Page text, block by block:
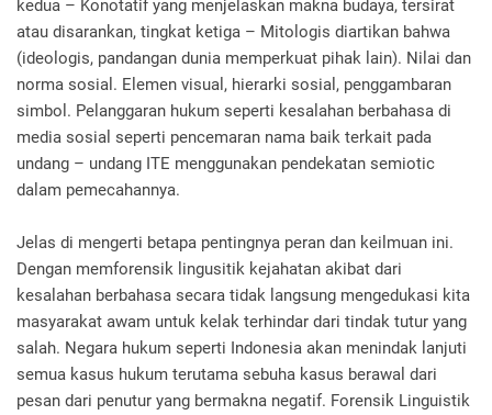
kedua – Konotatif yang menjelaskan makna budaya, tersirat
atau disarankan, tingkat ketiga – Mitologis diartikan bahwa
(ideologis, pandangan dunia memperkuat pihak lain). Nilai dan
norma sosial. Elemen visual, hierarki sosial, penggambaran
simbol. Pelanggaran hukum seperti kesalahan berbahasa di
media sosial seperti pencemaran nama baik terkait pada
undang – undang ITE menggunakan pendekatan semiotic
dalam pemecahannya.
Jelas di mengerti betapa pentingnya peran dan keilmuan ini.
Dengan memforensik lingusitik kejahatan akibat dari
kesalahan berbahasa secara tidak langsung mengedukasi kita
masyarakat awam untuk kelak terhindar dari tindak tutur yang
salah. Negara hukum seperti Indonesia akan menindak lanjuti
semua kasus hukum terutama sebuha kasus berawal dari
pesan dari penutur yang bermakna negatif. Forensik Linguistik